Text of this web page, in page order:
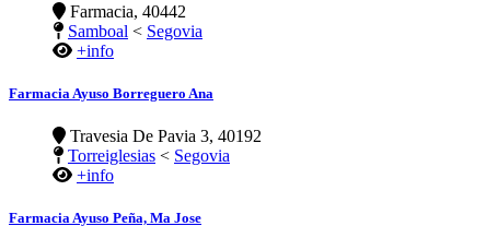
Farmacia, 40442
Samboal < Segovia
+info
Farmacia Ayuso Borreguero Ana
Travesia De Pavia 3, 40192
Torreiglesias < Segovia
+info
Farmacia Ayuso Peña, Ma Jose